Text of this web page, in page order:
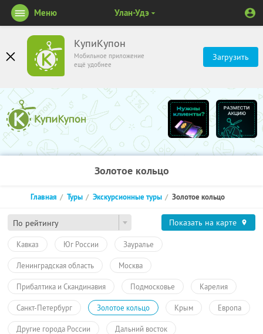
КупиКупон
Мобильное приложение
ещё удобнее
Загрузить
Меню Улан-Удэ
Золотое кольцо
По рейтингу
Главная Туры Экскурсионные туры Золотое кольцо
Показать на карте
Кавказ Юг России Зауралье
Ленинградская область Москва
Прибалтика и Скандинавия Подмосковье Карелия
Санкт-Петербург Золотое кольцо Крым Европа
Другие города России Дальний восток